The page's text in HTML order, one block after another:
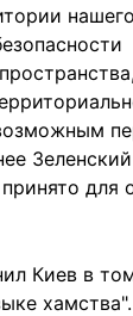
Зеленский
для
Киев в